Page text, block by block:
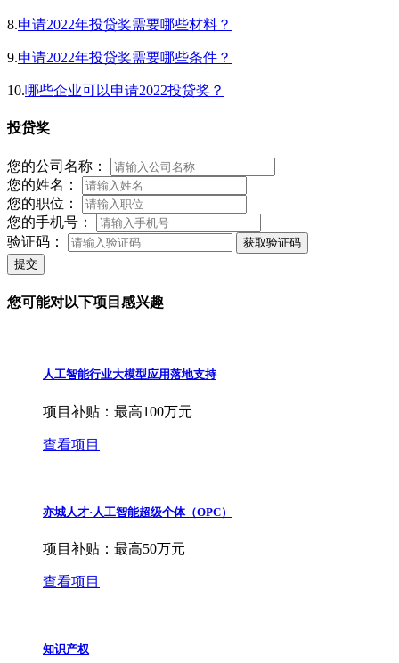
8.申请2022年投贷奖需要哪些材料？
9.申请2022年投贷奖需要哪些条件？
10.哪些企业可以申请2022投贷奖？
投贷奖
您的公司名称：
您的姓名：
您的职位：
您的手机号：
验证码：
获取验证码
提交
您可能对以下项目感兴趣
人工智能行业大模型应用落地支持
项目补贴： 最高100万元
查看项目
亦城人才·人工智能超级个体（OPC）
项目补贴： 最高50万元
查看项目
知识产权